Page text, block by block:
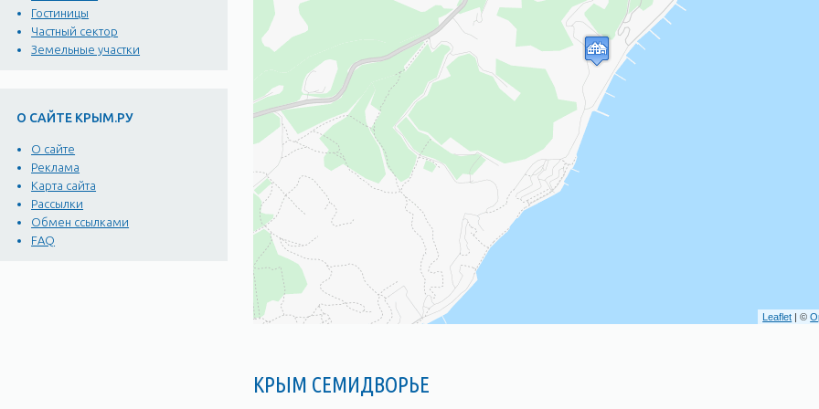
Гостиницы
Частный сектор
Земельные участки
О САЙТЕ КРЫМ.РУ
О сайте
Реклама
Карта сайта
Рассылки
Обмен ссылками
FAQ
Leaflet | ©
КРЫМ СЕМИДВОРЬЕ